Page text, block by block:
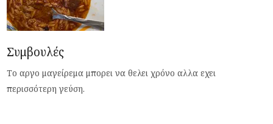
Συμβουλές
Το αργο μαγείρεμα μπορει να θελει χρόνο αλλα εχει
περισσότερη γεύση.